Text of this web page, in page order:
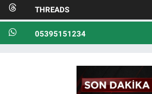
THREADS
05395151234